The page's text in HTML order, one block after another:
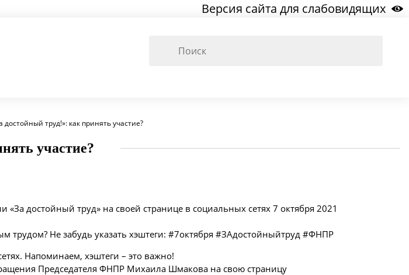
Версия сайта для слабовидящих
труд!»: как принять участие?
участие?
«За достойный труд» на своей странице в социальных сетях 7 октября 2021
трудом? Не забудь указать хэштеги: #7октября #ЗАдостойныйтруд #ФНПР
Напоминаем, хэштеги – это важно!
Председателя ФНПР Михаила Шмакова на свою страницу